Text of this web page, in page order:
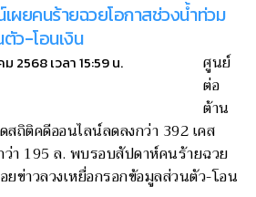
ผยคนร้ายฉวยโอกาสช่วงน้ำท่วม
ว-โอนเงิน
2568 เวลา 15:59 น.
ศูนย์
ต่อ
ต้าน
สถิติคดีออนไลน์ลดลงกว่า 392 เคส
ว่า 195 ล. พบรอบสัปดาห์คนร้ายฉวย
ข่าวลวงเหยื่อกรอกข้อมูลส่วนตัว-โอน